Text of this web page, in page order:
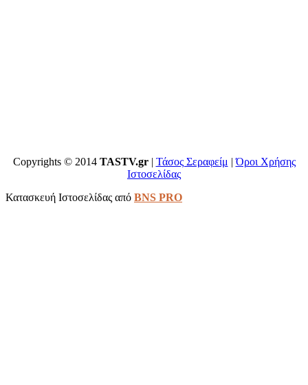
Copyrights © 2014 TASTV.gr| Τάσος Σεραφείμ |Όροι Χρήσης
Ιστοσελίδας
Κατασκευή Ιστοσελίδας από BNS PRO